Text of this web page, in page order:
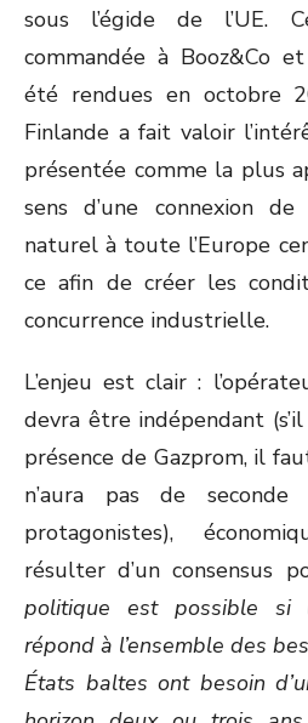
sous l’égide de l’UE.
commandée à Booz&Co
été rendues en octobre
Finlande a fait valoir
présentée comme la plus
sens d’une connexion
naturel à toute l’Europe
ce afin de créer les
concurrence industrielle.
L’enjeu est clair :
devra être indépendant
présence de Gazprom, il
n’aura pas de
protagonistes),
résulter d’un consensus
politique est possible si
répond à l’ensemble des
États baltes ont besoin